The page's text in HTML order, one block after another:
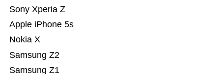
Samsung Z1
Samsung Z2
Nokia X
Apple iPhone 5s
Sony Xperia Z